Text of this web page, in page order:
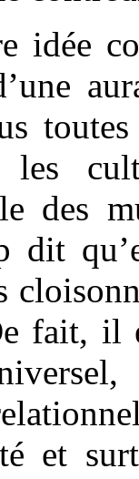
idée
les
des
dit
fait, il
et